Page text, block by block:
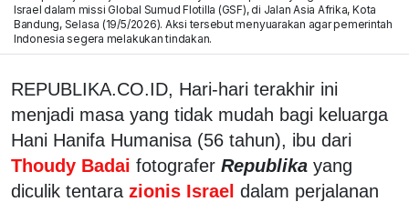
Israel dalam missi Global Sumud Flotilla (GSF), di Jalan Asia Afrika, Kota
Bandung, Selasa (19/5/2026). Aksi tersebut menyuarakan agar pemerintah
Indonesia segera melakukan tindakan.
REPUBLIKA.CO.ID, Hari-hari terakhir ini
menjadi masa yang tidak mudah bagi keluarga
Hani Hanifa Humanisa (56 tahun), ibu dari
Thoudy Badai fotografer Republika yang
diculik tentara zionis Israel dalam perjalanan